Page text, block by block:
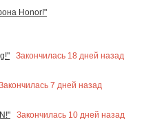
Honor!"
Закончилась 18 дней назад
7 дней назад
Закончилась 10 дней назад